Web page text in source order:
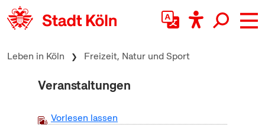
zum Inhalt springen
Leben in Köln Freizeit, Natur und Sport
Veranstaltungen
Vorlesen lassen